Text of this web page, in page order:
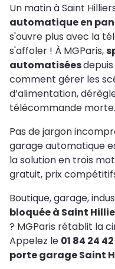
Un matin à Saint
automatique en
s'ouvre plus avec la
s'affoler ! À MGParis,
automatisées
comment gérer les
d’alimentation,
télécommande morte.
Pas de jargon
garage automatique
la solution en trois
gratuit, prix
Boutique, garage,
bloquée à Saint
? MGParis rétablit la
Appelez le 01 84 24
porte garage Saint